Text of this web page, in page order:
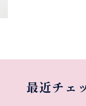
最近チェ